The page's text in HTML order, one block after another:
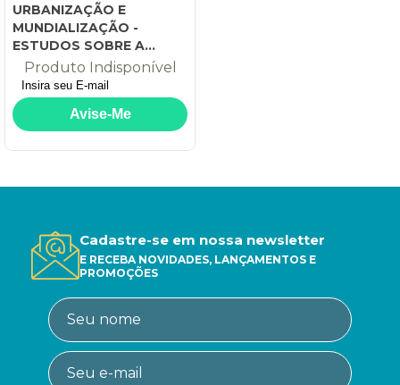
URBANIZAÇÃO E
MUNDIALIZAÇÃO -
ESTUDOS SOBRE A
METRÓPOLE
Produto Indisponível
Cadastre-se em nossa newsletter
E RECEBA NOVIDADES, LANÇAMENTOS E
PROMOÇÕES